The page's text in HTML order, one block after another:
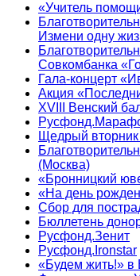
«Учитель
Измени одну
Совкомбанка
Гала-концерт
Акция
XVIII Венский
Щедрый
(Москва)
«Бронницкий
«На день
Сбор для
Бюллетень
Русфонд.Зенит
Русфонд.Ironstar
«Будем жить!» в